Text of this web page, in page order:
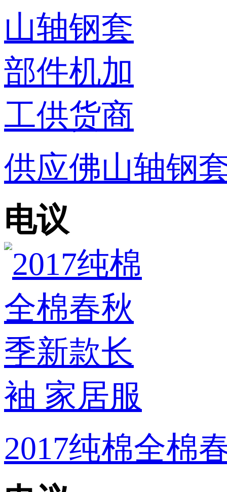
供应佛山轴钢
电议
2017纯棉全棉